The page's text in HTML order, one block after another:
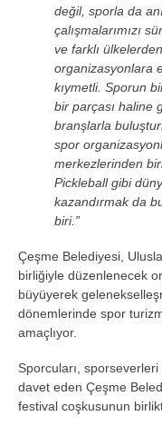
değil, sporla da
çalışmalarımızı
ve farklı
organizasyonlara
kıymetli. Sporun
bir parçası haline
branşlarla
spor
merkezlerinden
Pickleball gibi
kazandırmak da
biri.”
Çeşme Belediyesi,
birliğiyle düzenlenecek
büyüyerek
dönemlerinde spor
amaçlıyor.
Sporcuları,
davet eden Çeşme
festival coşkusunun